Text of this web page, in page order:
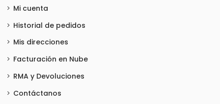
Mi cuenta
Historial de pedidos
Mis direcciones
Facturación en Nube
RMA y Devoluciones
Contáctanos